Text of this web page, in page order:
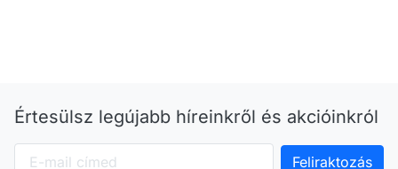
Értesülsz legújabb híreinkről és akcióinkról